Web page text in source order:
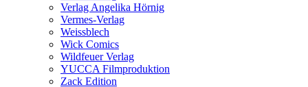
Verlag Angelika Hörnig
Vermes-Verlag
Weissblech
Wick Comics
Wildfeuer Verlag
YUCCA Filmproduktion
Zack Edition